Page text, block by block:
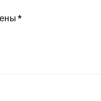
*